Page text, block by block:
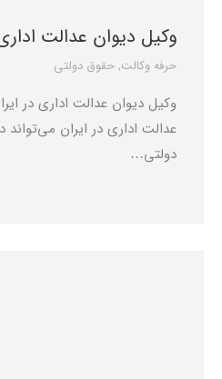
وکیل دیوان عدالت
حرفه وکالت,حقوق دولتی
وکیل دیوان عدالت اداری در
عدالت اداری در ایران می‌تواند
دولتی…